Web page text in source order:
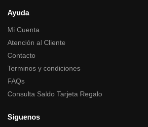
Ayuda
Mi Cuenta
Atención al Cliente
Contacto
Terminos y condiciones
FAQs
Consulta Saldo Tarjeta Regalo
Siguenos